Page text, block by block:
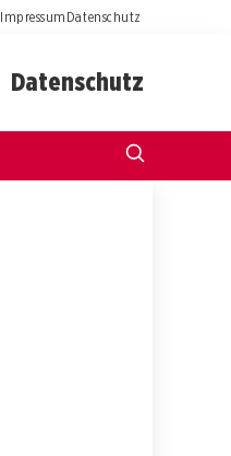
ImpressumDatenschutz
Datenschutz